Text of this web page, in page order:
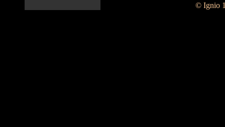
© Ignio